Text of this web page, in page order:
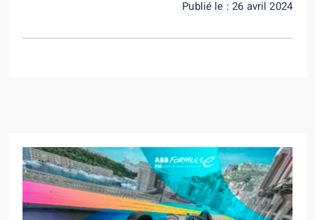
Publié le : 26 avril 2024